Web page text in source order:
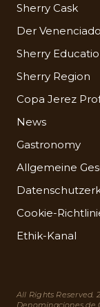
Sherry Cask
Der
Sherry
Sherry Region
Copa Jerez
News
Gastronomy
Allgemeine
Cookie-
Ethik-Kanal
All Rights Reserved.
Denominaciones de